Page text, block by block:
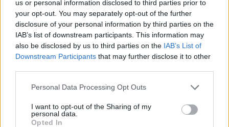
us or personal information disclosed to third parties prior to
your opt-out. You may separately opt-out of the further
disclosure of your personal information by third parties on the
IAB’s list of downstream participants. This information may
also be disclosed by us to third parties on the IAB’s List of
Downstream Participants that may further disclose it to other
Personal Data Processing Opt Outs
I want to opt-out of the Sharing of my
personal data.
Opted In
ESG Report 2025: Πώς η ΑΒ Βασιλόπουλος μετατρέπει τη
βιωσιμότητα σε καθημερινή πράξη
ΠΕΡΙΣΣΌΤΕΡΑ ΣΕ ΑΥΤΉ ΤΗΝ ΚΑΤΗΓΟΡΊΑ